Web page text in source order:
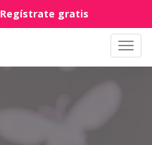
Regístrate gratis